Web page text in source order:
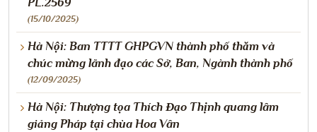
PL.2569
(15/10/2025)
Hà Nội: Ban TTTT GHPGVN thành phố thăm và
chúc mừng lãnh đạo các Sở, Ban, Ngành thành phố
(12/09/2025)
Hà Nội: Thượng tọa Thích Đạo Thịnh quang lâm
giảng Pháp tại chùa Hoa Vân